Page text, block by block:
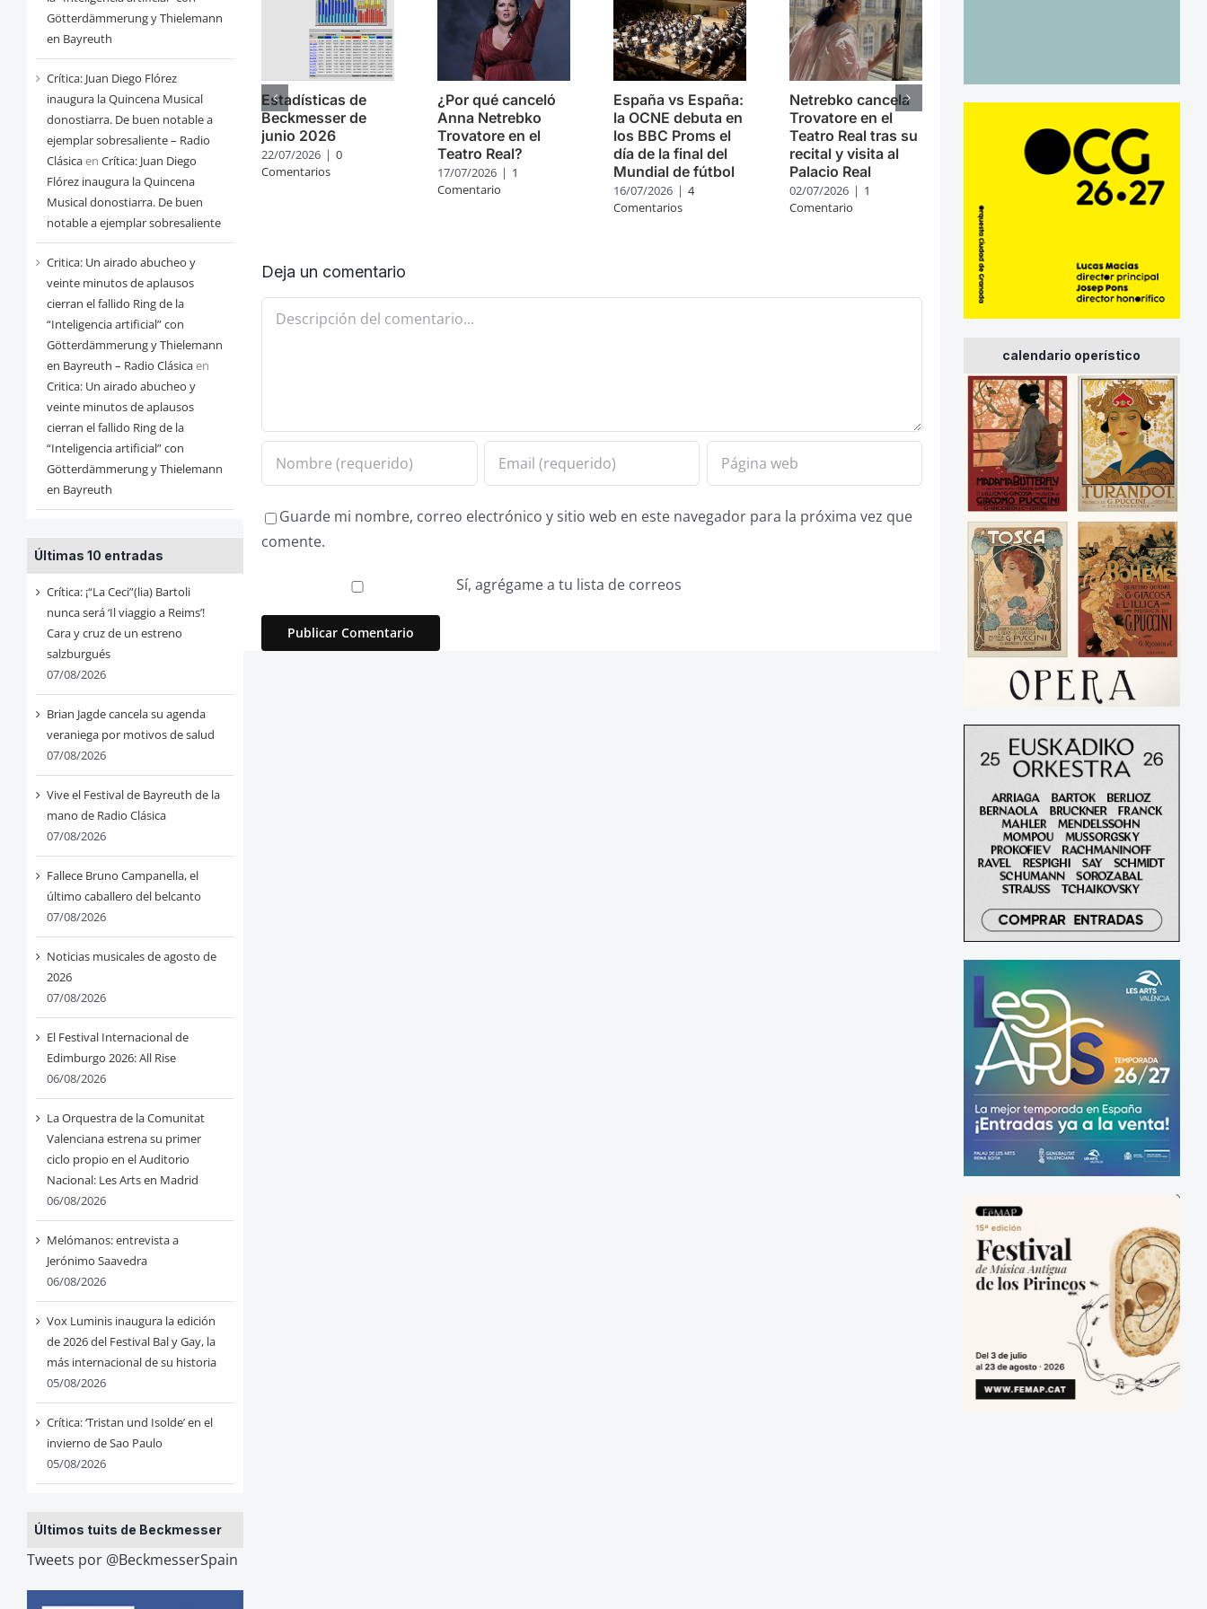
Götterdämmerung y Thielemann
en Bayreuth
Crítica: Juan Diego Flórez
inaugura la Quincena Musical
donostiarra. De buen notable a
ejemplar sobresaliente – Radio
Clásicaen Crítica: Juan Diego
Flórez inaugura la Quincena
Musical donostiarra. De buen
notable a ejemplar sobresaliente
Critica: Un airado abucheo y
veinte minutos de aplausos
cierran el fallido Ring de la
“Inteligencia artificial” con
Götterdämmerung y Thielemann
en Bayreuth – Radio Clásicaen
Critica: Un airado abucheo y
veinte minutos de aplausos
cierran el fallido Ring de la
“Inteligencia artificial” con
Götterdämmerung y Thielemann
en Bayreuth
Últimas 10 entradas
Crítica: ¡“La Ceci”(lia) Bartoli
nunca será ‘Il viaggio a Reims’!
Cara y cruz de un estreno
salzburgués
07/08/2026
Brian Jagde cancela su agenda
veraniega por motivos de salud
07/08/2026
Vive el Festival de Bayreuth de la
mano de Radio Clásica
07/08/2026
Fallece Bruno Campanella, el
último caballero del belcanto
07/08/2026
Noticias musicales de agosto de
2026
07/08/2026
El Festival Internacional de
Edimburgo 2026: All Rise
06/08/2026
La Orquestra de la Comunitat
Valenciana estrena su primer
ciclo propio en el Auditorio
Nacional: Les Arts en Madrid
06/08/2026
Melómanos: entrevista a
Jerónimo Saavedra
06/08/2026
Vox Luminis inaugura la edición
de 2026 del Festival Bal y Gay, la
más internacional de su historia
05/08/2026
Crítica: ‘Tristan und Isolde’ en el
invierno de Sao Paulo
05/08/2026
Últimos tuits de Beckmesser
Tweets por @BeckmesserSpain
Estadísticas de
Beckmesser de
junio 2026
22/07/2026 | 0
Comentarios
¿Por qué canceló
Anna Netrebko
Trovatore en el
Teatro Real?
17/07/2026 | 1
Comentario
España vs España:
la OCNE debuta en
los BBC Proms el
día de la final del
Mundial de fútbol
16/07/2026 | 4
Comentarios
Netrebko cancela
Trovatore en el
Teatro Real tras su
recital y visita al
Palacio Real
02/07/2026 | 1
Comentario
Deja un comentario
Comentario
Guarde mi nombre, correo electrónico y sitio web en este navegador para la próxima vez que
comente.
Sí, agrégame a tu lista de correos
calendario operístico